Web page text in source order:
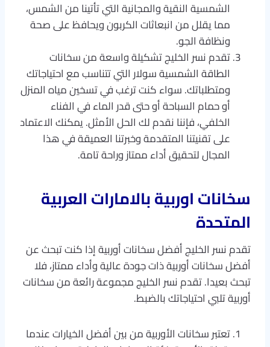
الشمسية النقية والمجانية التي تأتينا من الشمس،
مما يقلل من انبعاثات الكربون ويحافظ على صحة
ونظافة الجو.
تقدم نسر الخليج تشكيلة واسعة من سخانات
الطاقة الشمسية سولار التي تتناسب مع احتياجاتك
ومتطلباتك. سواء كنت ترغب في تسخين مياه المنزل
أو حمام السباحة أو حتى قدر الماء في الفناء
الخلفي، فإننا نقدم لك الحل الأمثل. يمكنك الاعتماد
على تقنيتنا المتقدمة وخبرتنا العميقة في هذا
المجال لتحقيق أداء ممتاز وراحة تامة.
سخانات اوربية بالامارات العربية
المتحدة
تقدم نسر الخليج أفضل سخانات أوربية إذا كنت تبحث عن
أفضل سخانات أوربية ذات جودة عالية وأداء ممتاز، فلا
تبحث بعيدا. تقدم نسر الخليج مجموعة رائعة من سخانات
أوربية تلبي احتياجاتك بالضبط.
تعتبر سخانات الأوربية من بين أفضل الخيارات عندما